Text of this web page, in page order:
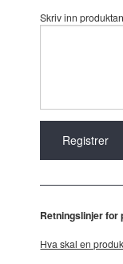
Skriv inn
Retningslinjer for
Hva skal en